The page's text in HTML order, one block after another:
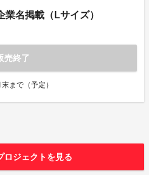
名掲載（Lサイズ）
売終了
まで（予定）
ロジェクトを見る